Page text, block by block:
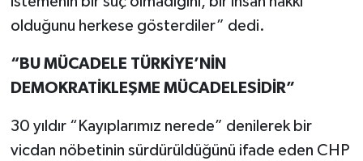
olduğunu herkese gösterdiler” dedi.
“BU MÜCADELE TÜRKİYE’NİN
DEMOKRATİKLEŞME MÜCADELESİDİR”
30 yıldır “Kayıplarımız nerede” denilerek bir
vicdan nöbetinin sürdürüldüğünü ifade eden CHP